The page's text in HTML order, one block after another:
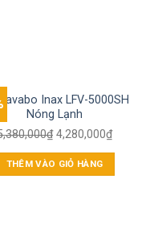
Inax LFV-5000SH
Nóng Lạnh
₫ 4,280,000₫
THÊM VÀO GIỎ HÀNG